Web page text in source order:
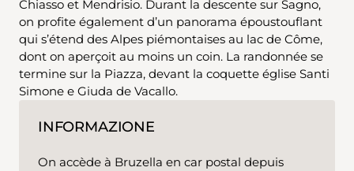
Chiasso et Mendrisio. Durant la descente sur Sagno,
on profite également d’un panorama époustouflant
qui s’étend des Alpes piémontaises au lac de Côme,
dont on aperçoit au moins un coin. La randonnée se
termine sur la Piazza, devant la coquette église Santi
Simone e Giuda de Vacallo.
INFORMAZIONE
On accède à Bruzella en car postal depuis